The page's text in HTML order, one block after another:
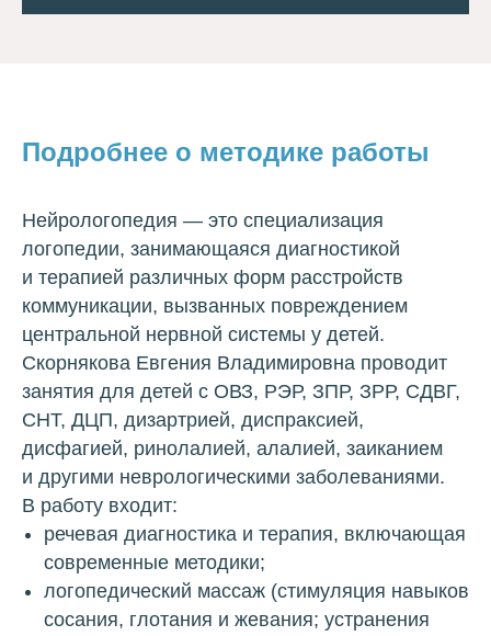
Подробнее о методике работы
Нейрологопедия — это специализация
логопедии, занимающаяся диагностикой
и терапией различных форм расстройств
коммуникации, вызванных повреждением
центральной нервной системы у детей.
Скорнякова Евгения Владимировна проводит
занятия для детей с ОВЗ, РЭР, ЗПР, ЗРР, СДВГ,
СНТ, ДЦП, дизартрией, диспраксией,
дисфагией, ринолалией, алалией, заиканием
и другими неврологическими заболеваниями.
В работу входит:
речевая диагностика и терапия, включающая
современные методики;
логопедический массаж (стимуляция навыков
сосания, глотания и жевания; устранения